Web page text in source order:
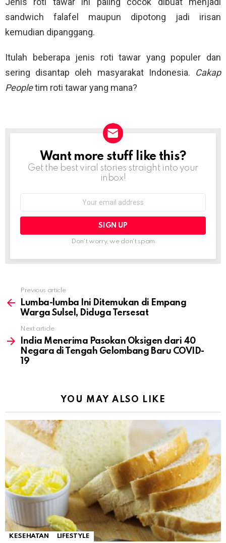
sandwich falafel maupun dipotong jadi irisan
kemudian dipanggang.
Itulah beberapa jenis roti tawar yang populer dan
sering disantap oleh masyarakat Indonesia. Cakap
Peopletim roti tawar yang mana?
NEWSLETTER
Want more stuff like this?
Get the best viral stories straight into your
inbox!
Don't worry, we don't spam
more
Previous article
Lumba-lumba Ini Ditemukan di Empang
Warga Sulsel, Diduga Tersesat
Next article
India Menerima Pasokan Oksigen dari 40
Negara di Tengah Gelombang Baru COVID-
19
YOU MAY ALSO LIKE
KESEHATAN LIFESTYLE